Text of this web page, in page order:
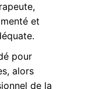
et
pour
alors
de la